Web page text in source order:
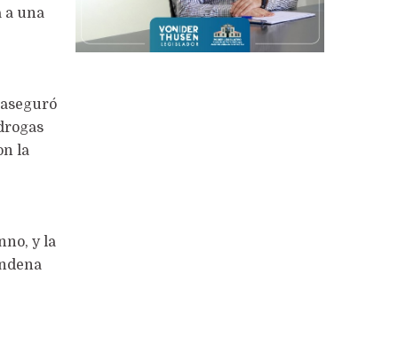
a una
la
y la